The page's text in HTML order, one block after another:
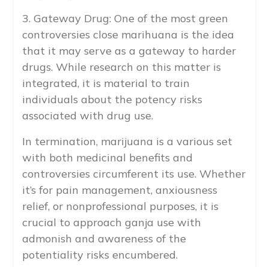
3. Gateway Drug: One of the most green
controversies close marihuana is the idea
that it may serve as a gateway to harder
drugs. While research on this matter is
integrated, it is material to train
individuals about the potency risks
associated with drug use.
In termination, marijuana is a various set
with both medicinal benefits and
controversies circumferent its use. Whether
it’s for pain management, anxiousness
relief, or nonprofessional purposes, it is
crucial to approach ganja use with
admonish and awareness of the
potentiality risks encumbered.